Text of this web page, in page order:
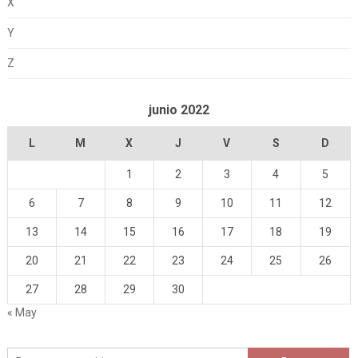
Y
Z
junio 2022
L M X J V S D
1 2 3 4 5
6 7 8 9 10 11 12
13 14 15 16 17 18 19
20 21 22 23 24 25 26
27 28 29
30
« May